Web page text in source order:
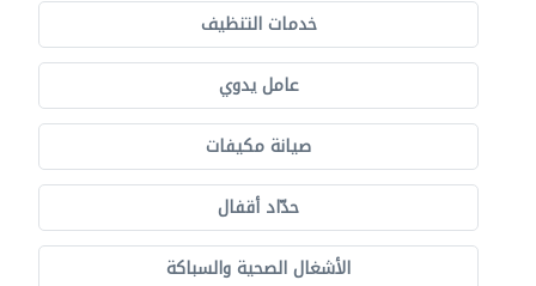
خدمات التنظيف
عامل يدوي
صيانة مكيفات
حدّاد أقفال
الأشغال الصحية والسباكة